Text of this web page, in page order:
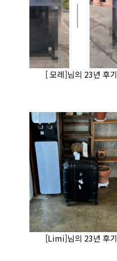
[ 모레]님의 23년 후기
[Limi]님의 23년 후기